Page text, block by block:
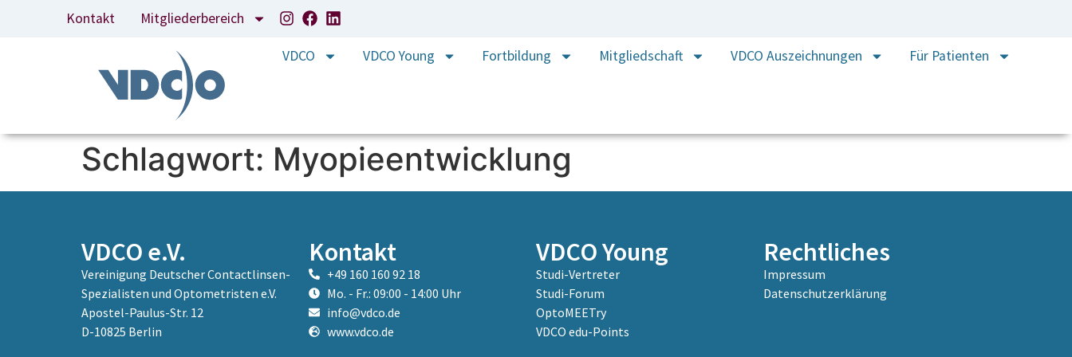
Kontakt Mitgliederbereich
VDCO VDCO Young Fortbildung Mitgliedschaft VDCO Auszeichnungen Für Patienten
Schlagwort: Myopieentwicklung
VDCO e.V.
Vereinigung Deutscher Contactlinsen-
Spezialisten und Optometristen e.V.
Apostel-Paulus-Str. 12
D-10825 Berlin
Kontakt
+49 160 160 92 18
Mo. - Fr.: 09:00 - 14:00 Uhr
info@vdco.de
www.vdco.de
VDCO Young
Studi-Vertreter
Studi-Forum
OptoMEETry
VDCO edu-Points
Rechtliches
Impressum
Datenschutzerklärung